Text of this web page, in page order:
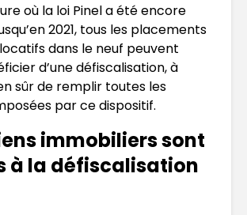
où la loi Pinel a été encore
2021, tous les placements
dans le neuf peuvent
d’une défiscalisation, à
sûr de remplir toutes les
par ce dispositif.
immobiliers sont
à la défiscalisation